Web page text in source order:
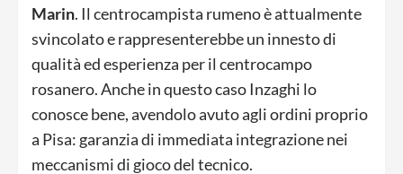
Marin. Il centrocampista rumeno è attualmente
svincolato e rappresenterebbe un innesto di
qualità ed esperienza per il centrocampo
rosanero. Anche in questo caso Inzaghi lo
conosce bene, avendolo avuto agli ordini proprio
a Pisa: garanzia di immediata integrazione nei
meccanismi di gioco del tecnico.